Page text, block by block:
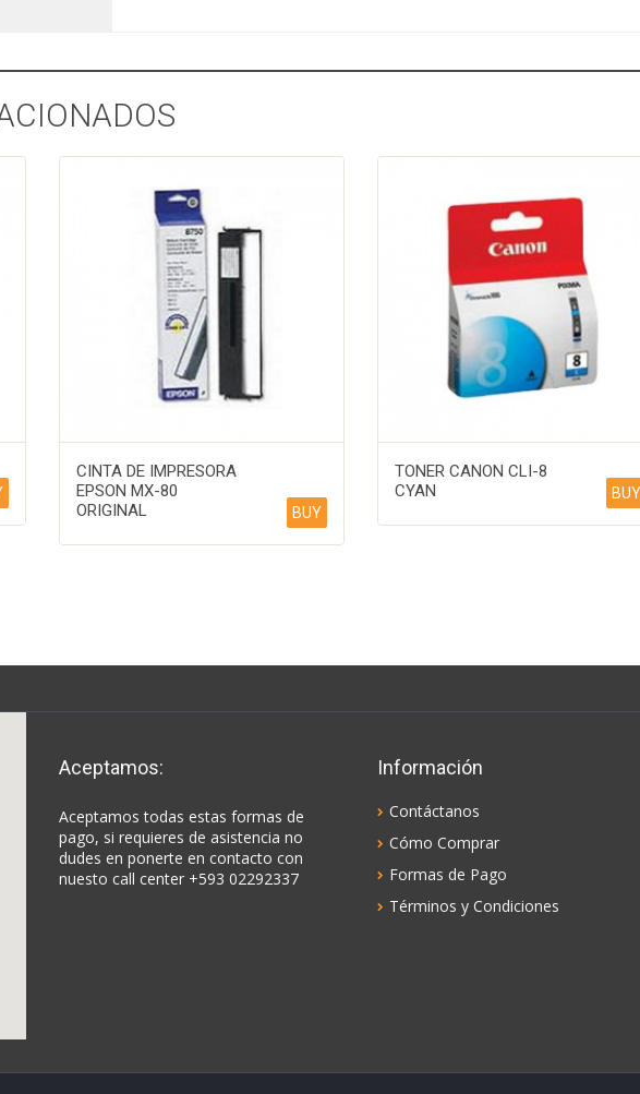
CINTA DE IMPRESORA
EPSON MX-80
ORIGINAL
BUY
TONER CANON CLI-8
CYAN
BUY
Aceptamos:
Aceptamos todas estas formas de
pago, si requieres de asistencia no
dudes en ponerte en contacto con
nuesto call center +593 02292337
Información
Contáctanos
Cómo Comprar
Formas de Pago
Términos y Condiciones